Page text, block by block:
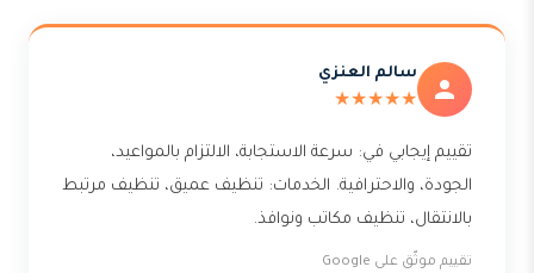
سالم العنزي
★★★★★
تقييم إيجابي في: سرعة الاستجابة، الالتزام بالمواعيد،
الجودة، والاحترافية. الخدمات: تنظيف عميق، تنظيف مرتبط
بالانتقال، تنظيف مكاتب ونوافذ.
تقييم موثّق على Google